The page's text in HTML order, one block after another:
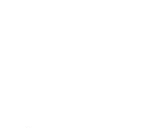
en
en LinkedIn
en